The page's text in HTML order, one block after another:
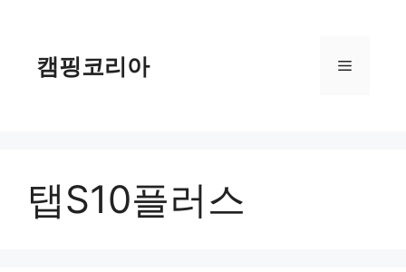
캠핑코리아 메
탭S10플러스